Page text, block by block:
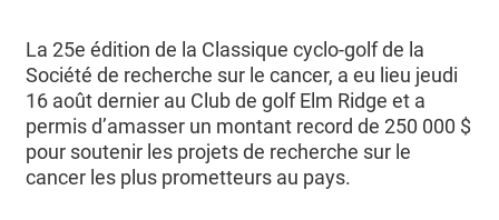
La 25e édition de la Classique cyclo-golf de la
Société de recherche sur le cancer, a eu lieu jeudi
16 août dernier au Club de golf Elm Ridge et a
permis d’amasser un montant record de 250 000 $
pour soutenir les projets de recherche sur le
cancer les plus prometteurs au pays.